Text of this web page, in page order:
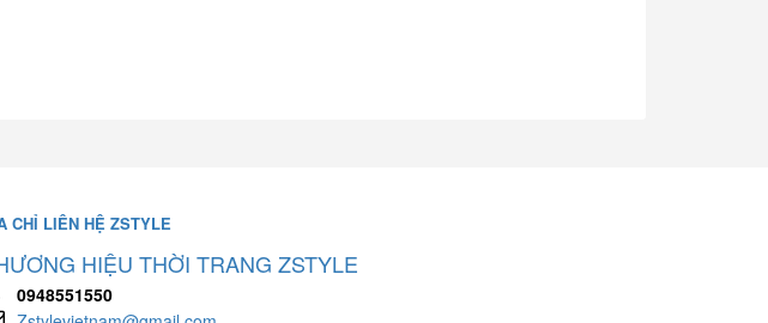
CHỈ LIÊN HỆ ZSTYLE
HIỆU THỜI TRANG ZSTYLE
0948551550